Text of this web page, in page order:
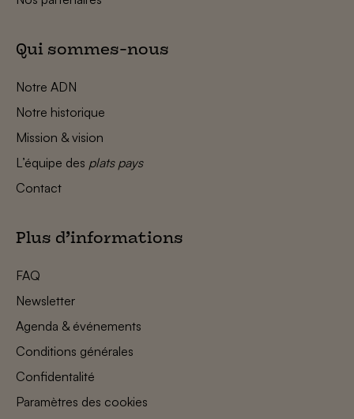
Qui sommes-nous
Notre ADN
Notre historique
Mission & vision
L’équipe des plats pays
Contact
Plus d’informations
FAQ
Newsletter
Agenda & événements
Conditions générales
Confidentalité
Paramètres des cookies